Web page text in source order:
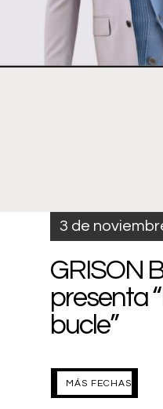
3 de
GRISON
presenta
bucle”
MÁS FECHAS
MÁS FECHAS